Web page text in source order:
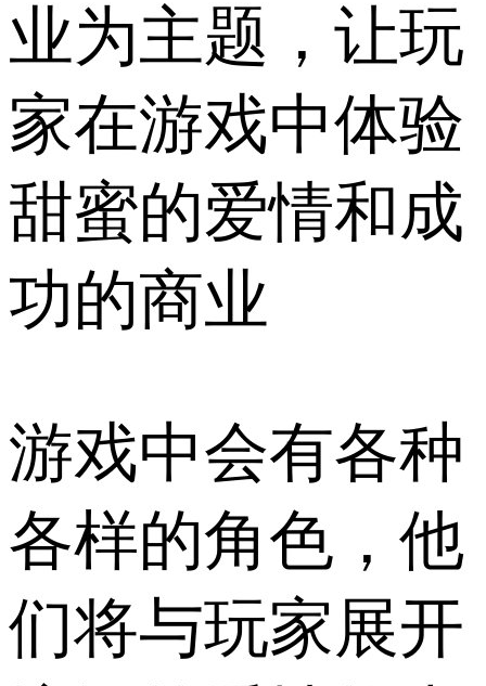
业为主题，让玩
家在游戏中体验
甜蜜的爱情和成
功的商业
游戏中会有各种
各样的角色，他
们将与玩家展开